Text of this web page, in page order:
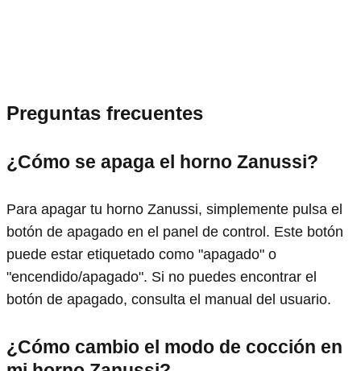
Preguntas frecuentes
¿Cómo se apaga el horno Zanussi?
Para apagar tu horno Zanussi, simplemente pulsa el
botón de apagado en el panel de control. Este botón
puede estar etiquetado como "apagado" o
"encendido/apagado". Si no puedes encontrar el
botón de apagado, consulta el manual del usuario.
¿Cómo cambio el modo de cocción en